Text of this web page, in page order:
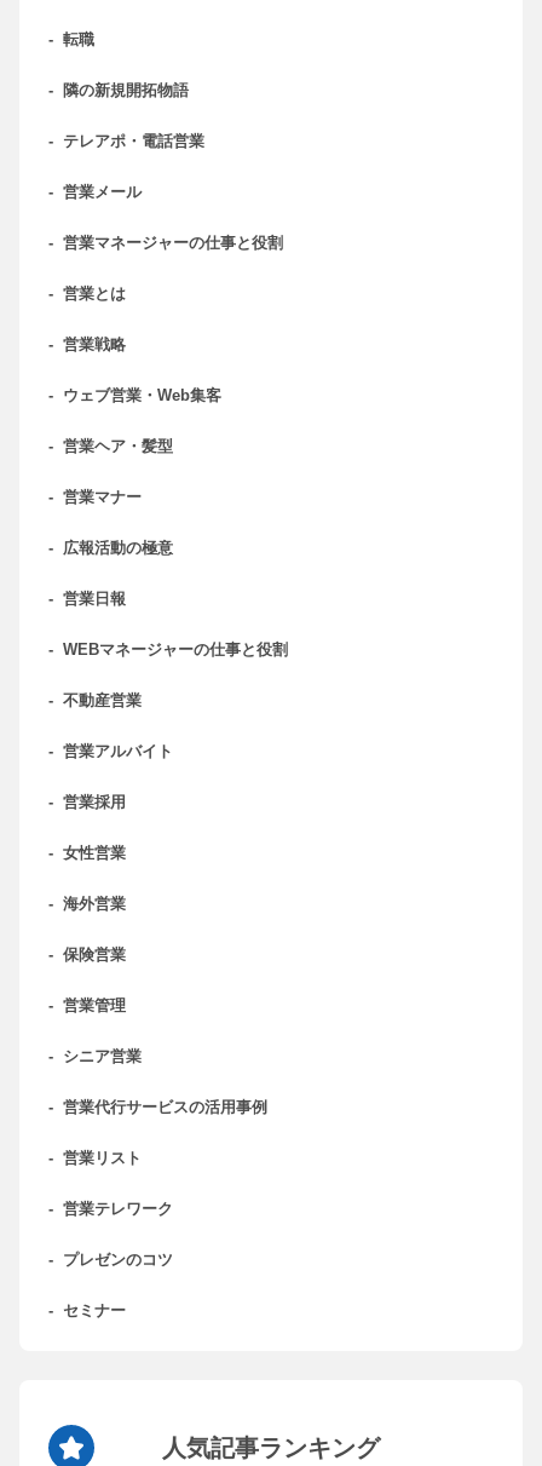
- 転職
- 隣の新規開拓物語
- テレアポ・電話営業
- 営業メール
- 営業マネージャーの仕事と役割
- 営業とは
- 営業戦略
- ウェブ営業・Web集客
- 営業ヘア・髪型
- 営業マナー
- 広報活動の極意
- 営業日報
- WEBマネージャーの仕事と役割
- 不動産営業
- 営業アルバイト
- 営業採用
- 女性営業
- 海外営業
- 保険営業
- 営業管理
- シニア営業
- 営業代行サービスの活用事例
- 営業リスト
- 営業テレワーク
- プレゼンのコツ
- セミナー
人気記事ランキング